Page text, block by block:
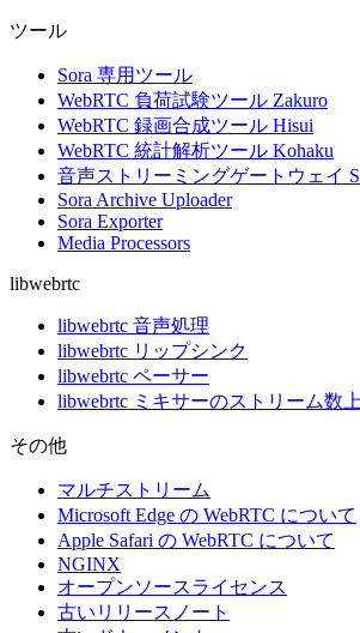
ツール
Sora 専用ツール
WebRTC 負荷試験ツール Zakuro
WebRTC 録画合成ツール Hisui
WebRTC 統計解析ツール Kohaku
音声ストリーミングゲートウェイ
Sora Archive Uploader
Sora Exporter
Media Processors
libwebrtc
libwebrtc 音声処理
libwebrtc リップシンク
libwebrtc ペーサー
libwebrtc ミキサーのストリーム数
その他
マルチストリーム
Microsoft Edge の WebRTC について
Apple Safari の WebRTC について
NGINX
オープンソースライセンス
古いリリースノート